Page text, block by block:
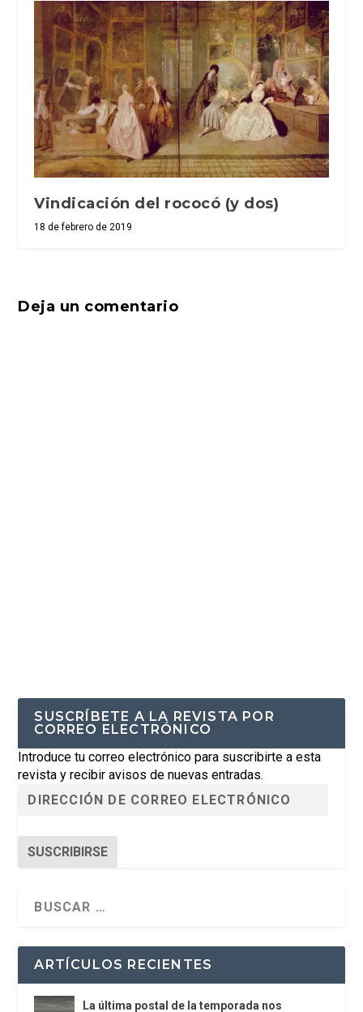
Vindicación del rococó (y dos)
18 de febrero de 2019
Deja un comentario
SUSCRÍBETE A LA REVISTA POR
CORREO ELECTRÓNICO
Introduce tu correo electrónico para suscribirte a esta
revista y recibir avisos de nuevas entradas.
SUSCRIBIRSE
ARTÍCULOS RECIENTES
La última postal de la temporada nos